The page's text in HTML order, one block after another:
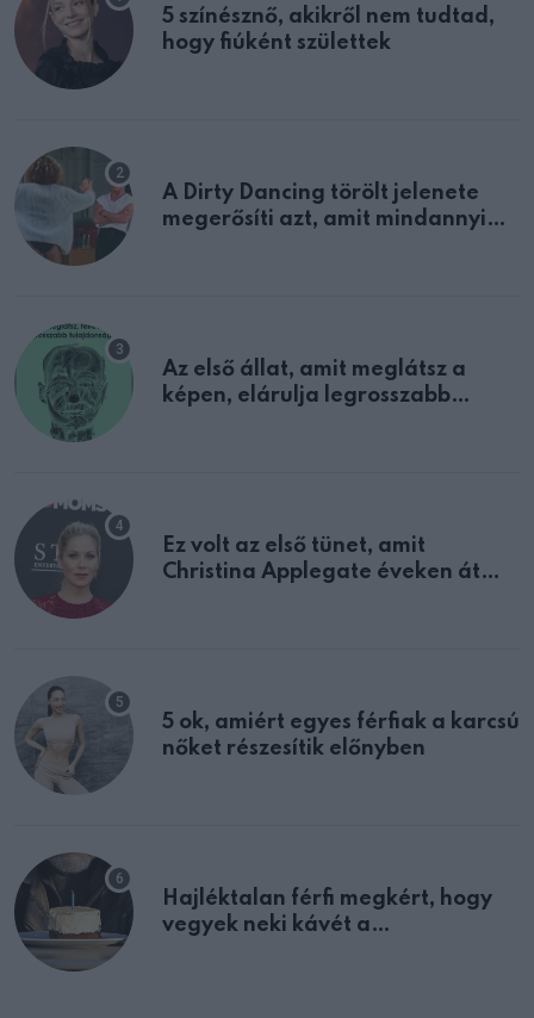
5 színésznő, akikről nem tudtad,
hogy fiúként születtek
A Dirty Dancing törölt jelenete
megerősíti azt, amit mindannyian
Az első állat, amit meglátsz a
képen, elárulja legrosszabb
Ez volt az első tünet, amit
Christina Applegate éveken át
5 ok, amiért egyes férfiak a karcsú
nőket részesítik előnyben
Hajléktalan férfi megkért, hogy
vegyek neki kávét a